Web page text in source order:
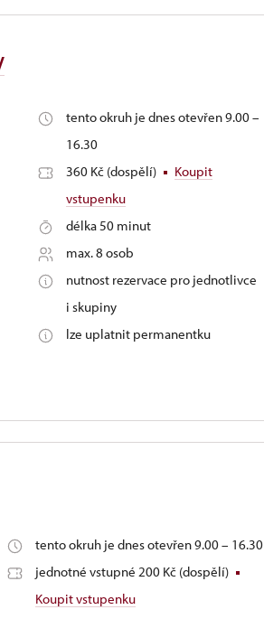
tento okruh je dnes otevřen 9.00 –
16.30
360 Kč (dospělí)
Koupit
vstupenku
délka 50 minut
max. 8 osob
nutnost rezervace pro jednotlivce
i skupiny
lze uplatnit permanentku
tento okruh je dnes otevřen 9.00 – 16.30
jednotné vstupné 200 Kč (dospělí)
Koupit vstupenku